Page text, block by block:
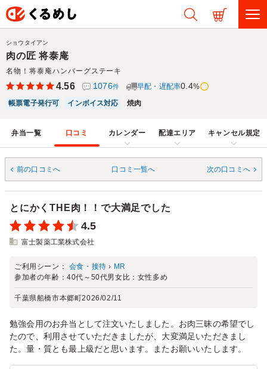
肉の匠 将泰庵
名物！将泰庵ハンバーグステーキ
ショウタイアン
4.56 1076件 早配・遅配率0.4%
帳票電子発行可
インボイス対応 焼肉
弁当一覧 口コミ カレンダー 配達エリア キャンセル規定
前の口コミへ 口コミ一覧へ 次の口コミへ
とにかくTHE肉！！で大満足でした
4.5
富士製薬工業株式会社
ご利用シーン： 会食・接待 › MR
参加者の年齢：40代～50代男女比： 女性多め
千葉県船橋市本郷町2026/02/11
勉強会用のお弁当として注文いたしました。お肉三昧の希望でし
たので、利用させていただきましたが、大変満足いただきまし
た。量・質とも最上級だと思います。またお願いいたします。